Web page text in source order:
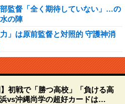
監督「全く期待していない」…の
の陣
」は原前監督と対照的 守護神消
】初戦で「勝つ高校」「負ける高
vs沖縄尚学の超好カードは…